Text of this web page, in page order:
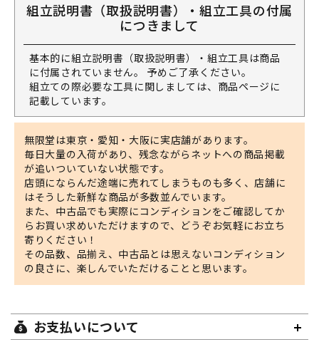
組立説明書（取扱説明書）・組立工具の付属
につきまして
基本的に組立説明書（取扱説明書）・組立工具は商品
に付属されていません。 予めご了承ください。
組立ての際必要な工具に関しましては、商品ページに
記載しています。
無限堂は東京・愛知・大阪に実店舗があります。
毎日大量の入荷があり、残念ながらネットへの商品掲載
が追いついていない状態です。
店頭にならんだ途端に売れてしまうものも多く、店舗に
はそうした新鮮な商品が多数並んでいます。
また、中古品でも実際にコンディションをご確認してか
らお買い求めいただけますので、どうぞお気軽にお立ち
寄りください！
その品数、品揃え、中古品とは思えないコンディション
の良さに、楽しんでいただけることと思います。
お支払いについて